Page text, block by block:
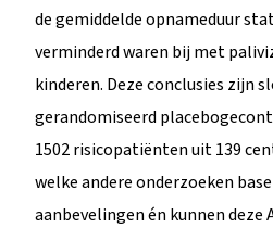
de gemiddelde opnameduur
verminderd waren bij met
kinderen. Deze conclusies zijn
gerandomiseerd
1502 risicopatiënten uit 139
welke andere onderzoeken
aanbevelingen én kunnen deze